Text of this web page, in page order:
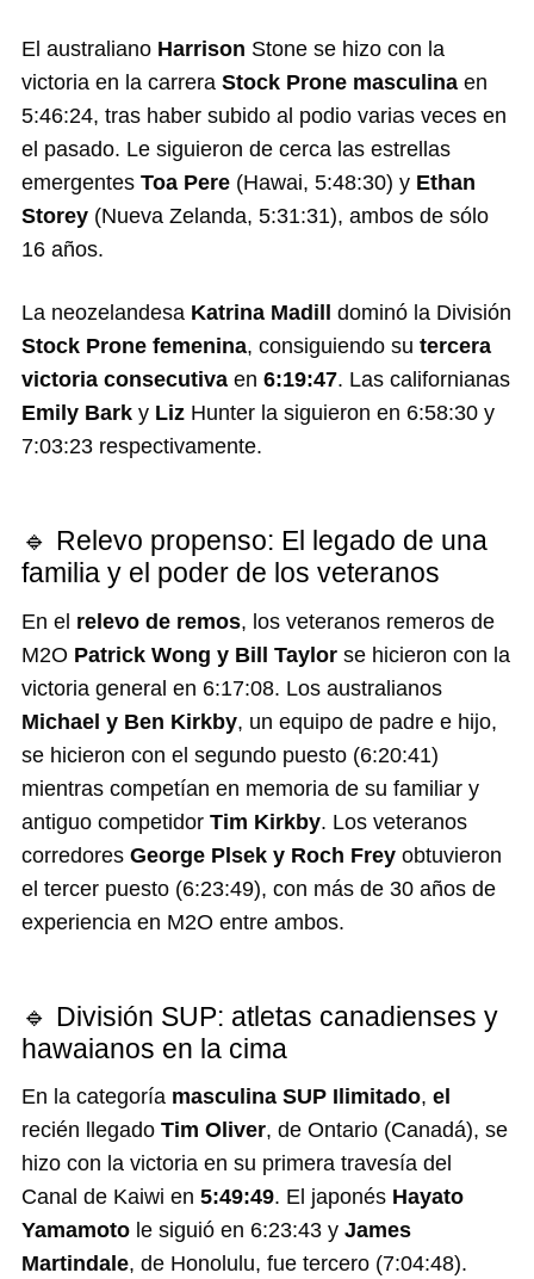
El australiano Harrison Stone se hizo con la
victoria en la carrera Stock Prone masculinaen
5:46:24, tras haber subido al podio varias veces en
el pasado. Le siguieron de cerca las estrellas
emergentes Toa Pere(Hawai, 5:48:30) y Ethan
Storey(Nueva Zelanda, 5:31:31), ambos de sólo
16 años.
La neozelandesa Katrina Madill dominó la División
Stock Prone femenina, consiguiendo su tercera
victoria consecutivaen 6:19:47. Las californianas
Emily Barky LizHunter la siguieron en 6:58:30 y
7:03:23 respectivamente.
🔹 Relevo propenso: El legado de una
familia y el poder de los veteranos
En el relevo de remos, los veteranos remeros de
M2O Patrick Wong y Bill Taylorse hicieron con la
victoria general en 6:17:08. Los australianos
Michael y Ben Kirkby, un equipo de padre e hijo,
se hicieron con el segundo puesto (6:20:41)
mientras competían en memoria de su familiar y
antiguo competidor Tim Kirkby. Los veteranos
corredores George Plsek y Roch Freyobtuvieron
el tercer puesto (6:23:49), con más de 30 años de
experiencia en M2O entre ambos.
🔹 División SUP: atletas canadienses y
hawaianos en la cima
En la categoría masculina SUP Ilimitado, el
recién llegado Tim Oliver, de Ontario (Canadá), se
hizo con la victoria en su primera travesía del
Canal de Kaiwi en 5:49:49. El japonés Hayato
Yamamotole siguió en 6:23:43 y James
Martindale, de Honolulu, fue tercero (7:04:48).